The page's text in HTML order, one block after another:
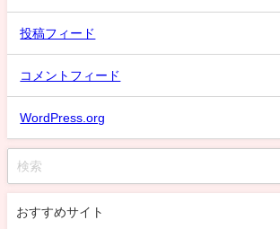
投稿フィード
コメントフィード
WordPress.org
おすすめサイト